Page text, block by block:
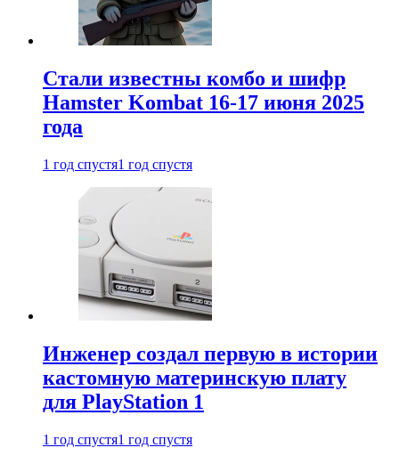
Стали известны комбо и шифр
Hamster Kombat 16-17 июня 2025
года
1 год спустя1 год спустя
Инженер создал первую в истории
кастомную материнскую плату
для PlayStation 1
1 год спустя1 год спустя